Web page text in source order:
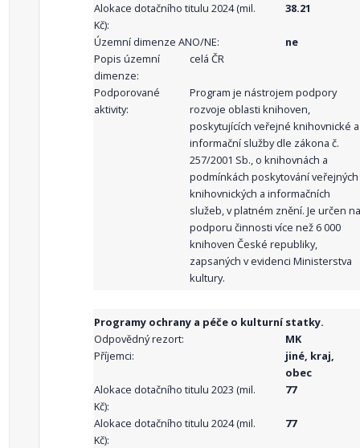
Alokace dotačního titulu 2024 (mil.
Kč):
38.21
Územní dimenze ANO/NE:
ne
Popis územní
dimenze:
celá ČR
Podporované
aktivity:
Program je nástrojem podpory
rozvoje oblasti knihoven,
poskytujících veřejné knihovnické a
informační služby dle zákona č.
257/2001 Sb., o knihovnách a
podmínkách poskytování veřejných
knihovnických a informačních
služeb, v platném znění. Je určen na
podporu činnosti více než 6 000
knihoven České republiky,
zapsaných v evidenci Ministerstva
kultury.
Programy ochrany a péče o kulturní statky.
Odpovědný rezort:
MK
Příjemci:
jiné, kraj,
obec
Alokace dotačního titulu 2023 (mil.
Kč):
77
Alokace dotačního titulu 2024 (mil.
Kč):
77